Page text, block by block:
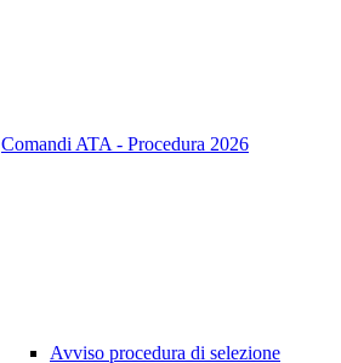
Comandi ATA - Procedura 2026
Avviso procedura di selezione